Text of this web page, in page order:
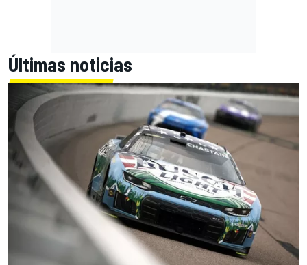
Últimas noticias